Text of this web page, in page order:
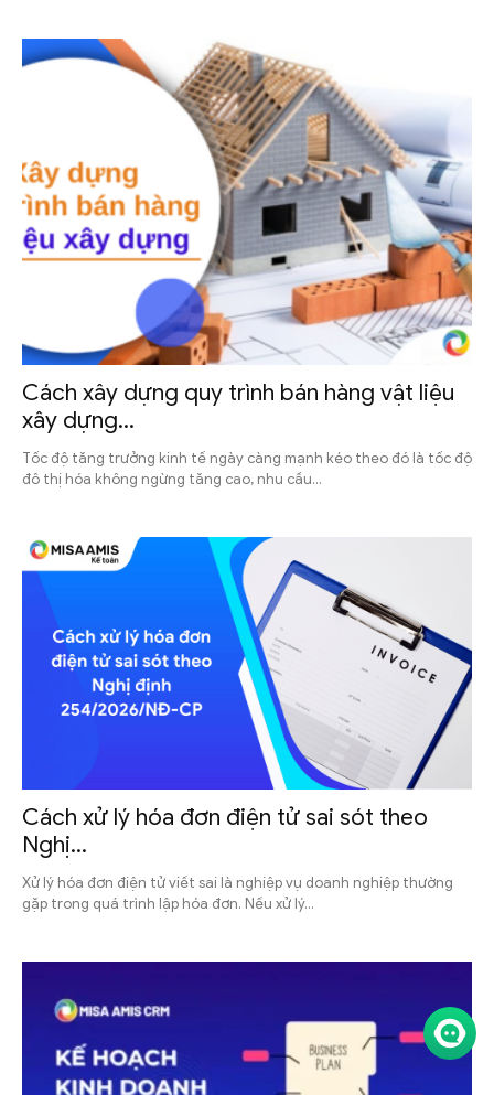
Cách xây dựng quy trình bán hàng vật liệu
xây dựng...
Tốc độ tăng trưởng kinh tế ngày càng mạnh kéo theo đó là tốc độ
đô thị hóa không ngừng tăng cao, nhu cầu...
Cách xử lý hóa đơn điện tử sai sót theo
Nghị...
Xử lý hóa đơn điện tử viết sai là nghiệp vụ doanh nghiệp thường
gặp trong quá trình lập hóa đơn. Nếu xử lý...